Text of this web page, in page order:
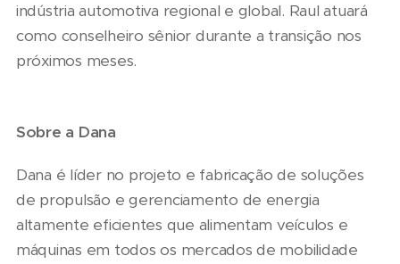
indústria automotiva regional e global. Raul atuará
como conselheiro sênior durante a transição nos
próximos meses.
Sobre a Dana
Dana é líder no projeto e fabricação de soluções
de propulsão e gerenciamento de energia
altamente eficientes que alimentam veículos e
máquinas em todos os mercados de mobilidade